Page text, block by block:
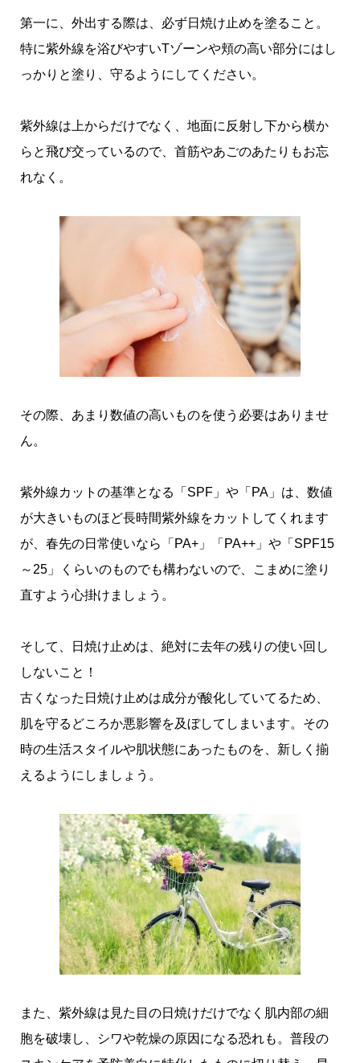
第一に、外出する際は、必ず日焼け止めを塗ること。
特に紫外線を浴びやすいTゾーンや頬の高い部分にはし
っかりと塗り、守るようにしてください。
紫外線は上からだけでなく、地面に反射し下から横か
らと飛び交っているので、首筋やあごのあたりもお忘
れなく。
その際、あまり数値の高いものを使う必要はありませ
ん。
紫外線カットの基準となる「SPF」や「PA」は、数値
が大きいものほど長時間紫外線をカットしてくれます
が、春先の日常使いなら「PA+」「PA++」や「SPF15
～25」くらいのものでも構わないので、こまめに塗り
直すよう心掛けましょう。
そして、日焼け止めは、絶対に去年の残りの使い回し
しないこと！
古くなった日焼け止めは成分が酸化していてるため、
肌を守るどころか悪影響を及ぼしてしまいます。その
時の生活スタイルや肌状態にあったものを、新しく揃
えるようにしましょう。
また、紫外線は見た目の日焼けだけでなく肌内部の細
胞を破壊し、シワや乾燥の原因になる恐れも。普段の